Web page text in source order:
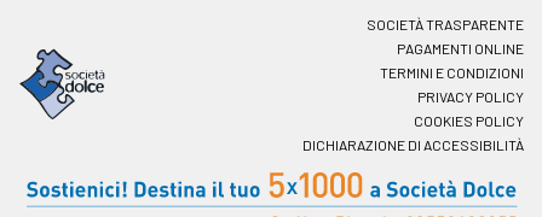
SOCIETÀ TRASPARENTE
PAGAMENTI ONLINE
TERMINI E CONDIZIONI
PRIVACY POLICY
COOKIES POLICY
DICHIARAZIONE DI ACCESSIBILITÀ